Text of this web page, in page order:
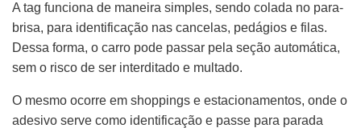
A tag funciona de maneira simples, sendo colada no para-
brisa, para identificação nas cancelas, pedágios e filas.
Dessa forma, o carro pode passar pela seção automática,
sem o risco de ser interditado e multado.
O mesmo ocorre em shoppings e estacionamentos, onde o
adesivo serve como identificação e passe para parada